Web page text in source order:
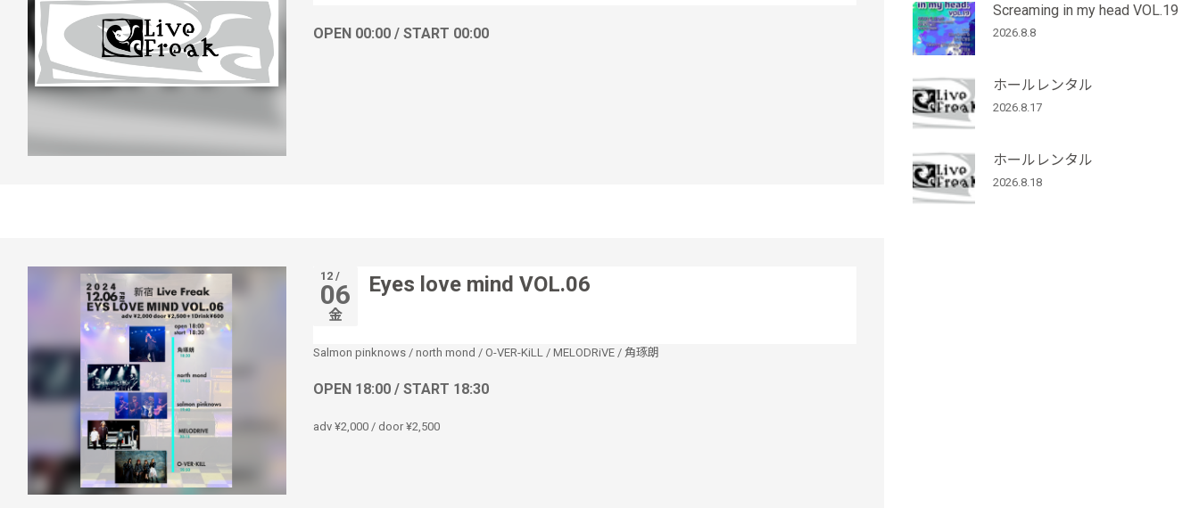
OPEN 00:00 / START 00:00
12 /
06
金
Eyes love mind VOL.06
Salmon pinknows/ north mond / O-VER-KiLL/ MELODRiVE/ 角琢朗
OPEN 18:00 / START 18:30
adv ¥2,000 / door ¥2,500
Screaming in my head VOL.19
2026.8.8
ホールレンタル
2026.8.17
ホールレンタル
2026.8.18